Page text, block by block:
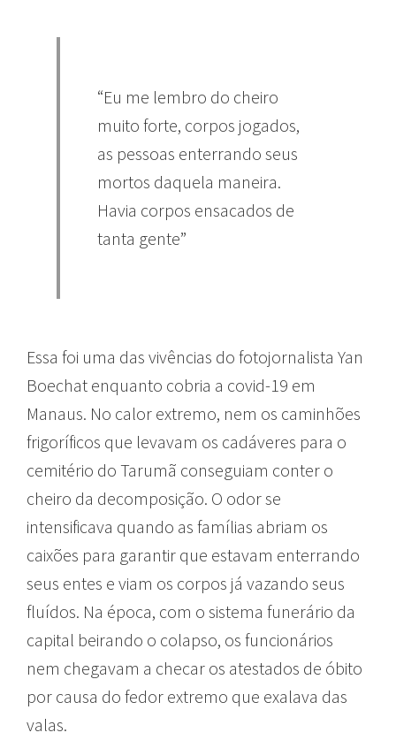
“Eu me lembro do cheiro
muito forte, corpos jogados,
as pessoas enterrando seus
mortos daquela maneira.
Havia corpos ensacados de
tanta gente”
Essa foi uma das vivências do fotojornalista Yan
Boechat enquanto cobria a covid-19 em
Manaus. No calor extremo, nem os caminhões
frigoríficos que levavam os cadáveres para o
cemitério do Tarumã conseguiam conter o
cheiro da decomposição. O odor se
intensificava quando as famílias abriam os
caixões para garantir que estavam enterrando
seus entes e viam os corpos já vazando seus
fluídos. Na época, com o sistema funerário da
capital beirando o colapso, os funcionários
nem chegavam a checar os atestados de óbito
por causa do fedor extremo que exalava das
valas.